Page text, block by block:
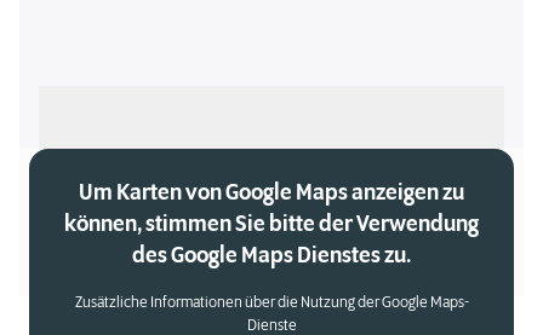
Um Karten von Google Maps anzeigen zu
können, stimmen Sie bitte der Verwendung
des Google Maps Dienstes zu.
Zusätzliche Informationen über die Nutzung der Google Maps-
Dienste